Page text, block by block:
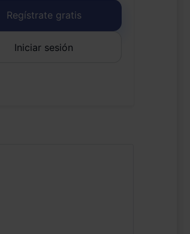
Regístrate gratis
Iniciar sesión